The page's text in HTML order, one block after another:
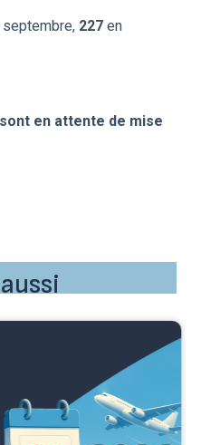
septembre, 227en
sont en attente de mise